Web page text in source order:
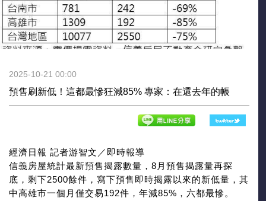
預售刷新低！這都最慘狂減85% 專家：在還去年的帳
2025-10-21 00:00
經濟日報 記者游智文／即時報導
信義房屋統計最新預售揭露數量，8月預售揭露量再探
底，剩下2500餘件，寫下預售即時揭露以來的新低量，其
中高雄市一個月僅交易192件，年減85%，六都最慘。